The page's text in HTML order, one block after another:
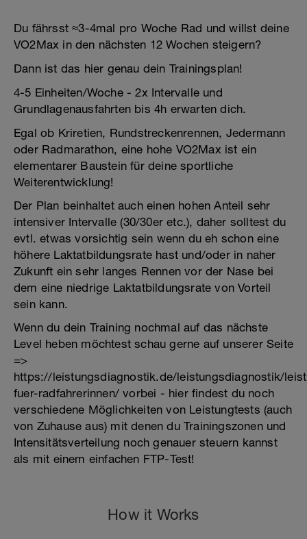
Du fährsst ≈3-4mal pro Woche Rad und willst deine
VO2Max in den nächsten 12 Wochen steigern?
Dann ist das hier genau dein Trainingsplan!
4-5 Einheiten/Woche - 2x Intervalle und
Grundlagenausfahrten bis 4h erwarten dich.
Egal ob Kriretien, Rundstreckenrennen, Jedermann
oder Radmarathon, eine hohe VO2Max ist ein
elementarer Baustein für deine sportliche
Weiterentwicklung!
Der Plan beinhaltet auch einen hohen Anteil sehr
intensiver Intervalle (30/30er etc.), daher solltest du
evtl. etwas vorsichtig sein wenn du eh schon eine
höhere Laktatbildungsrate hast und/oder in naher
Zukunft ein sehr langes Rennen vor der Nase bei
dem eine niedrige Laktatbildungsrate von Vorteil
sein kann.
Wenn du dein Training nochmal auf das nächste
Level heben möchtest schau gerne auf unserer Seite
=>
https://leistungsdiagnostik.de/leistungsdiagnostik/
fuer-radfahrerinnen/ vorbei - hier findest du noch
verschiedene Möglichkeiten von Leistungtests (auch
von Zuhause aus) mit denen du Trainingszonen und
Intensitätsverteilung noch genauer steuern kannst
als mit einem einfachen FTP-Test!
How it Works